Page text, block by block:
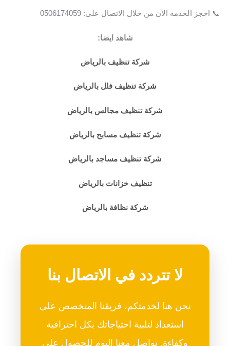
📞 احجز الخدمة الآن من خلال الاتصال على: 0506174059
شاهد ايضا:
شركة تنظيف بالرياض
شركة تنظيف فلل بالرياض
شركة تنظيف مجالس بالرياض
شركة تنظيف مسابح بالرياض
شركة تنظيف مساجد بالرياض
تنظيف خزانات بالرياض
شركة نظافة بالرياض
لا تتردد في الاتصال بنا
نحن هنا لخدمتكم، فريقنا المتخصص على
استعداد لتلبية احتياجاتك بكل احترافية
وكفاءة. تواصل معنا اليوم للحصول على